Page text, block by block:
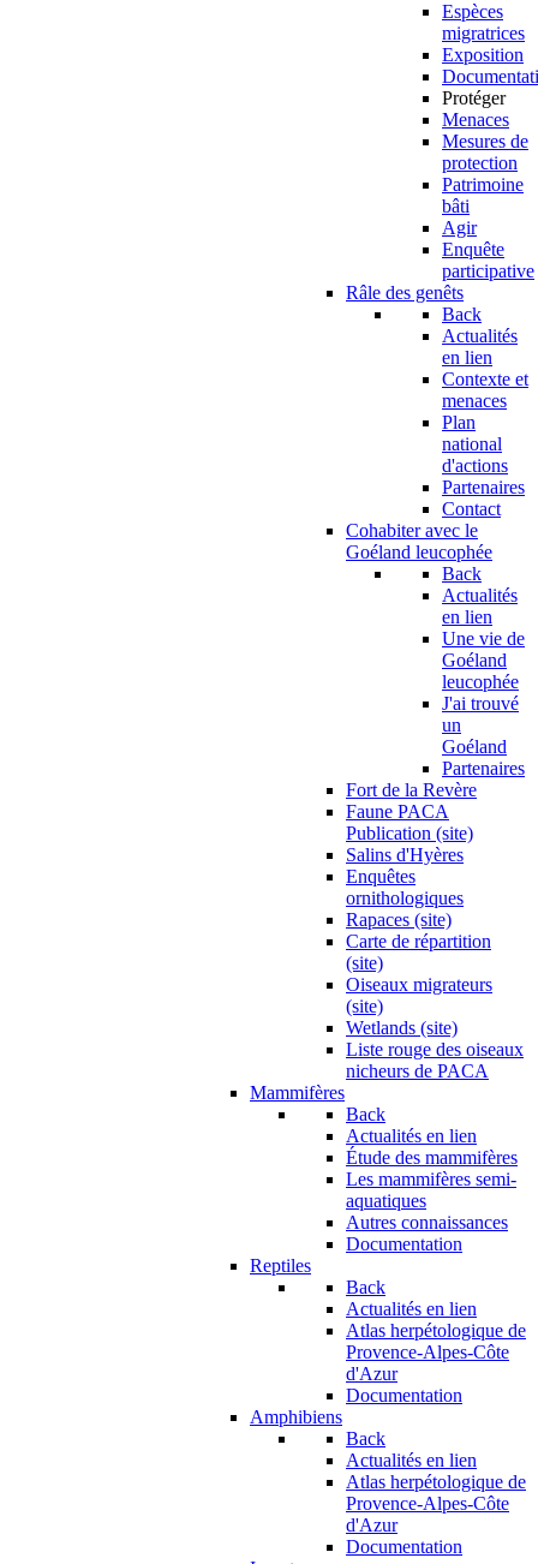
Espèces
migratrices
Exposition
Protéger
Menaces
Mesures de
protection
Patrimoine
bâti
Agir
Enquête
participative
Râle des genêts
Back
Actualités
en lien
Contexte et
menaces
Plan
national
d'actions
Partenaires
Contact
Cohabiter avec le
Goéland leucophée
Back
Actualités
en lien
Une vie de
Goéland
leucophée
J'ai trouvé
un
Goéland
Partenaires
Fort de la Revère
Faune PACA
Publication (site)
Salins d'Hyères
Enquêtes
ornithologiques
Rapaces (site)
Carte de répartition
(site)
Oiseaux migrateurs
(site)
Wetlands (site)
Liste rouge des oiseaux
nicheurs de PACA
Mammifères
Back
Actualités en lien
Étude des mammifères
Les mammifères semi-
aquatiques
Autres connaissances
Documentation
Reptiles
Back
Actualités en lien
Atlas herpétologique de
Provence-Alpes-Côte
d'Azur
Documentation
Amphibiens
Back
Actualités en lien
Atlas herpétologique de
Provence-Alpes-Côte
d'Azur
Documentation